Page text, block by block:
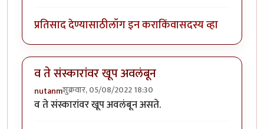
प्रतिसाद देण्यासाठीलॉग इन कराकिंवासदस्य व्हा
व ते संस्कारांवर खूप अवलंबून
nutanmशुक्रवार, 05/08/2022 18:30
व ते संस्कारांवर खूप अवलंबून असते.